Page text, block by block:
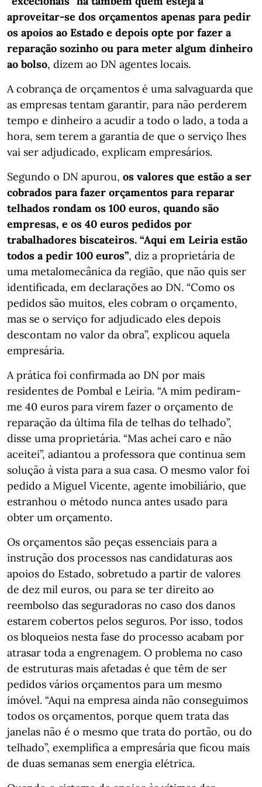
aproveitar-se dos orçamentos apenas para pedir
os apoios ao Estado e depois opte por fazer a
reparação sozinho ou para meter algum dinheiro
ao bolso, dizem ao DN agentes locais.
A cobrança de orçamentos é uma salvaguarda que
as empresas tentam garantir, para não perderem
tempo e dinheiro a acudir a todo o lado, a toda a
hora, sem terem a garantia de que o serviço lhes
vai ser adjudicado, explicam empresários.
Segundo o DN apurou, os valores que estão a ser
cobrados para fazer orçamentos para reparar
telhados rondam os 100 euros, quando são
empresas, e os 40 euros pedidos por
trabalhadores biscateiros. “Aqui em Leiria estão
todos a pedir 100 euros”, diz a proprietária de
uma metalomecânica da região, que não quis ser
identificada, em declarações ao DN. “Como os
pedidos são muitos, eles cobram o orçamento,
mas se o serviço for adjudicado eles depois
descontam no valor da obra”, explicou aquela
empresária.
A prática foi confirmada ao DN por mais
residentes de Pombal e Leiria. “A mim pediram-
me 40 euros para virem fazer o orçamento de
reparação da última fila de telhas do telhado”,
disse uma proprietária. “Mas achei caro e não
aceitei”, adiantou a professora que continua sem
solução à vista para a sua casa. O mesmo valor foi
pedido a Miguel Vicente, agente imobiliário, que
estranhou o método nunca antes usado para
obter um orçamento.
Os orçamentos são peças essenciais para a
instrução dos processos nas candidaturas aos
apoios do Estado, sobretudo a partir de valores
de dez mil euros, ou para se ter direito ao
reembolso das seguradoras no caso dos danos
estarem cobertos pelos seguros. Por isso, todos
os bloqueios nesta fase do processo acabam por
atrasar toda a engrenagem. O problema no caso
de estruturas mais afetadas é que têm de ser
pedidos vários orçamentos para um mesmo
imóvel. “Aqui na empresa ainda não conseguimos
todos os orçamentos, porque quem trata das
janelas não é o mesmo que trata do portão, ou do
telhado”, exemplifica a empresária que ficou mais
de duas semanas sem energia elétrica.